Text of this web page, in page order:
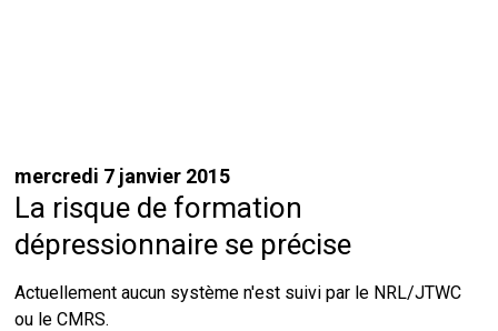
mercredi 7 janvier 2015
La risque de formation
dépressionnaire se précise
Actuellement aucun système n'est suivi par le NRL/JTWC
ou le CMRS.